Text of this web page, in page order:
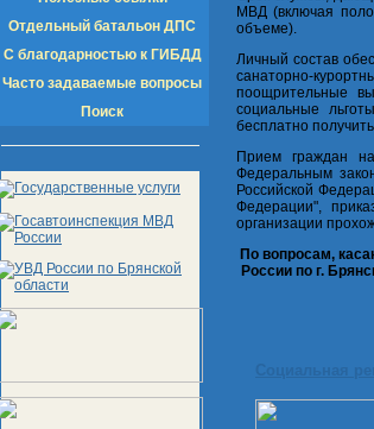
Отдельный батальон ДПС
С благодарностью к ГИБДД
Часто задаваемые вопросы
Поиск
МВД (включая
объеме).
Личный состав
санаторно-
поощрительные
социальные
бесплатно
Прием граждан
Федеральным
Российской
Федерации",
организации
По вопросам,
России по г.